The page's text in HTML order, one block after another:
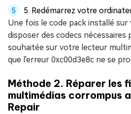
5. Redémarrez votre
Une fois le code pack installé sur
disposer des codecs nécessaires
souhaitée sur votre lecteur
que l'erreur 0xc00d3e8c ne se
Méthode 2. Réparer les
multimédias corrompus
Repair